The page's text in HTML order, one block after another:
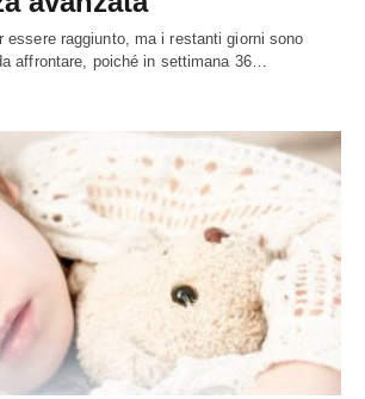
essere raggiunto, ma i restanti giorni sono
affrontare, poiché in settimana 36…